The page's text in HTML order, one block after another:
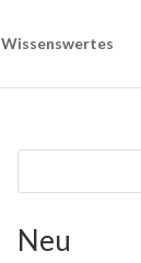
Wissenswertes
Neu